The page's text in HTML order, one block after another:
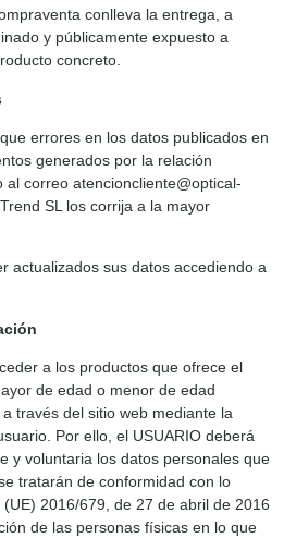
conlleva la entrega, a
y públicamente expuesto a
concreto.
errores en los datos publicados en
generados por la relación
correo atencioncliente@optical-
SL los corrija a la mayor
actualizados sus datos accediendo a
a los productos que ofrece el
de edad o menor de edad
través del sitio web mediante la
Por ello, el USUARIO deberá
y voluntaria los datos personales que
tratarán de conformidad con lo
2016/679, de 27 de abril de 2016
de las personas físicas en lo que